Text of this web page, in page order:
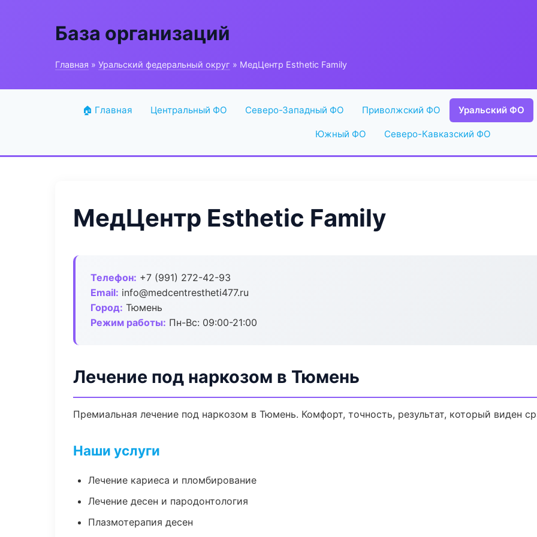
База организаций
Главная » Уральский федеральный округ » МедЦентр Esthetic Family
🏠 Главная Центральный ФО Северо-Западный ФО Приволжский ФО Уральский ФО
Южный ФО Северо-Кавказский ФО
МедЦентр Esthetic Family
Телефон: +7 (991) 272-42-93
Email: info@medcentrestheti477.ru
Город: Тюмень
Режим работы: Пн-Вс: 09:00-21:00
Лечение под наркозом в Тюмень
Премиальная лечение под наркозом в Тюмень. Комфорт, точность, результат, который виден
Наши услуги
Лечение кариеса и пломбирование
Лечение десен и пародонтология
Плазмотерапия десен